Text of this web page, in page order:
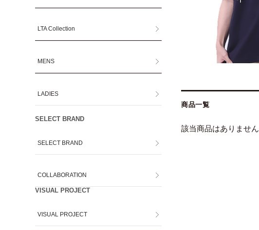
商品一覧
該当商品はありません
LTA Collection
MENS
LADIES
SELECT BRAND
SELECT BRAND
COLLABORATION
VISUAL PROJECT
VISUAL PROJECT